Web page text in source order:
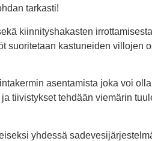
tarkasti!
kiinnityshakasten
kastuneiden villojen
asentamista joka voi
tiivistykset tehdään viemärin
yhdessä